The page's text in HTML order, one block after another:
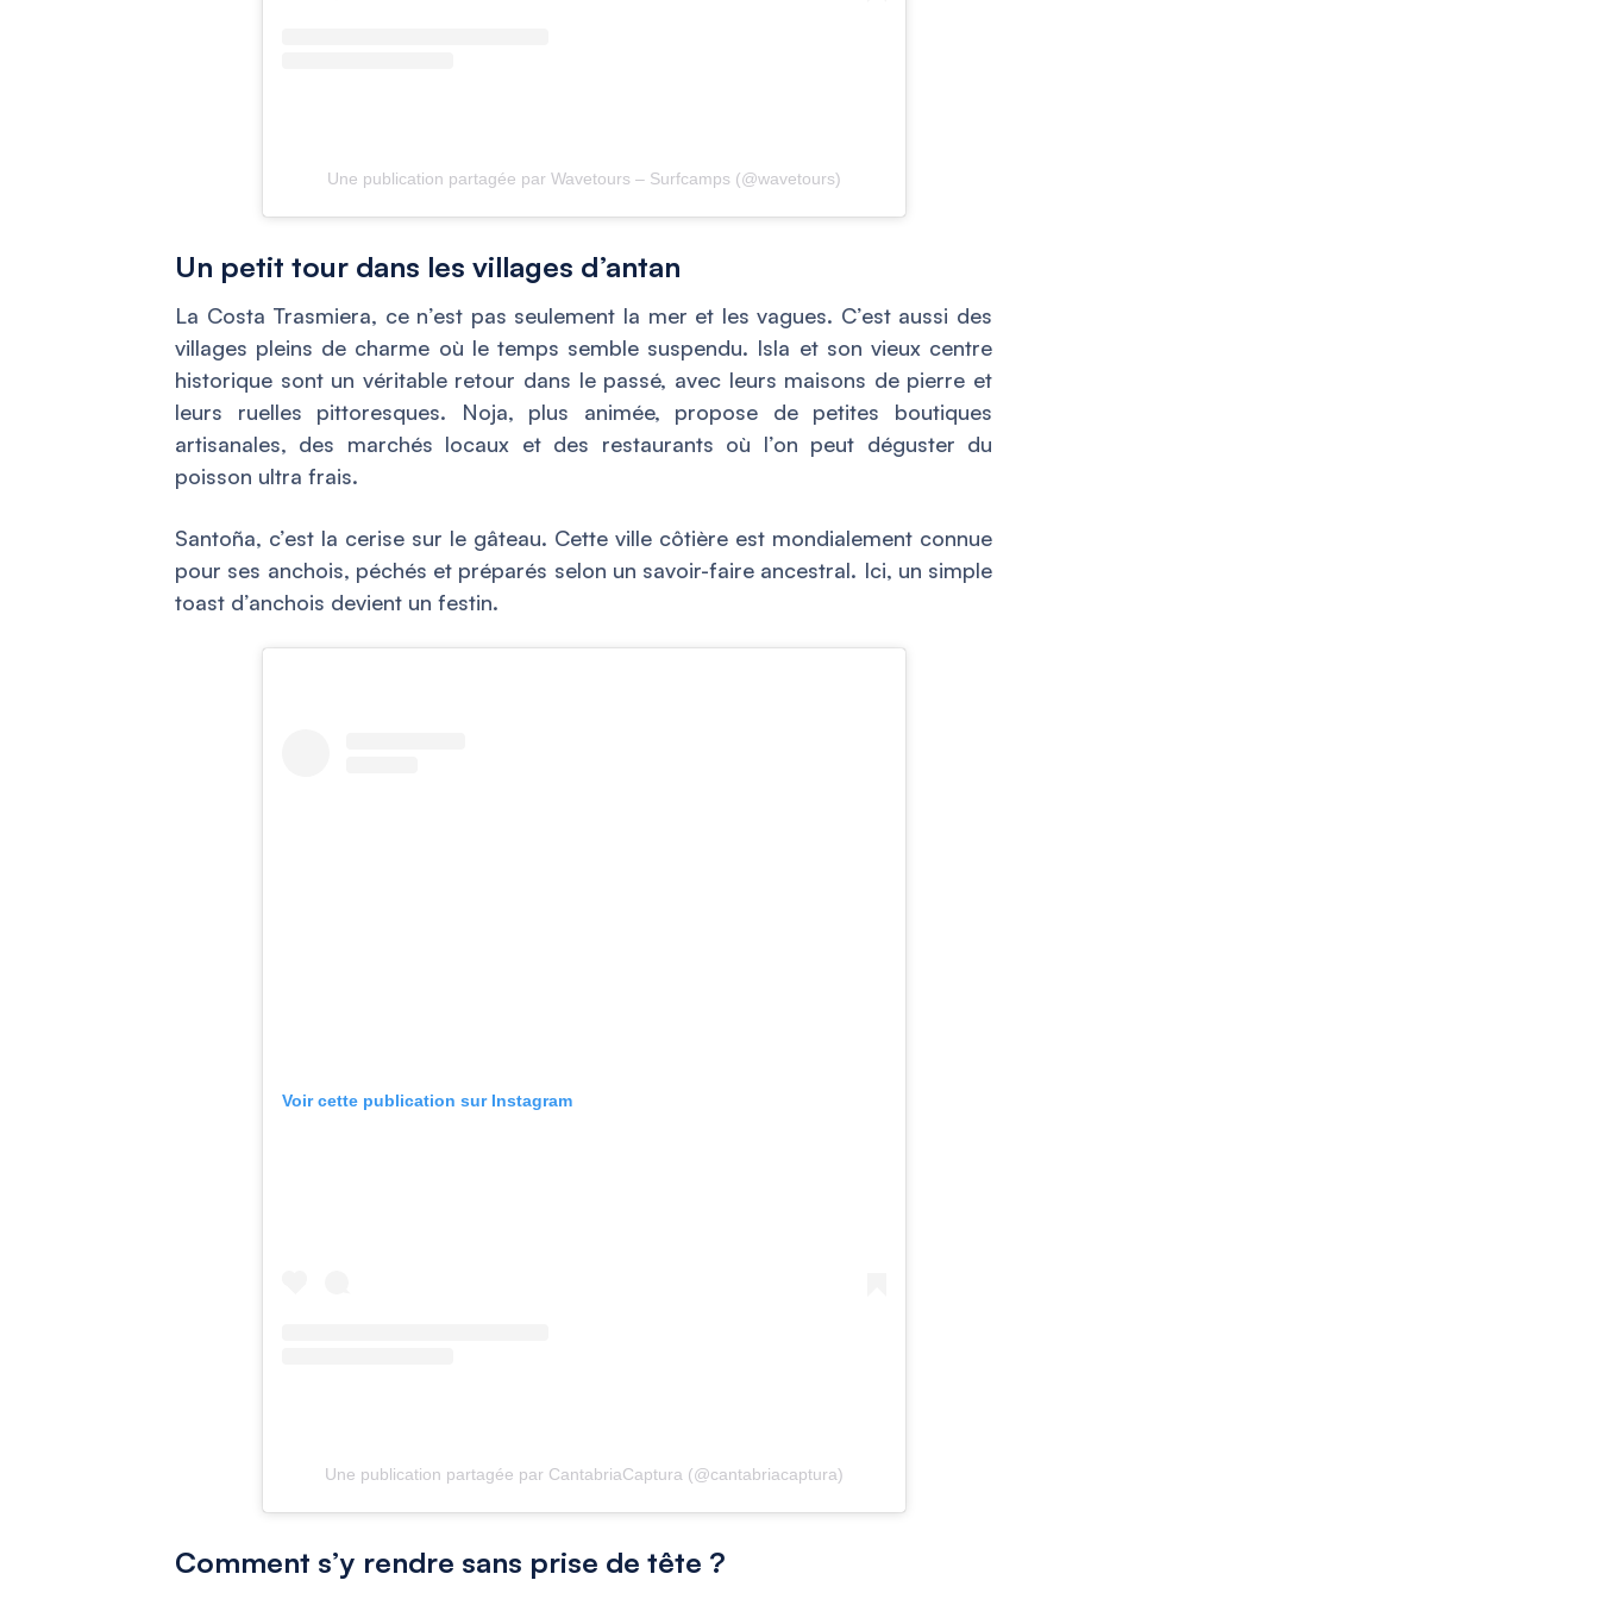
Une publication partagée par Wavetours – Surfcamps (@wavetours)
Un petit tour dans les villages d’antan
La Costa Trasmiera, ce n’est pas seulement la mer et les vagues. C’est aussi des
villages pleins de charme où le temps semble suspendu. Isla et son vieux centre
historique sont un véritable retour dans le passé, avec leurs maisons de pierre et
leurs ruelles pittoresques. Noja, plus animée, propose de petites boutiques
artisanales, des marchés locaux et des restaurants où l’on peut déguster du
poisson ultra frais.
Santoña, c’est la cerise sur le gâteau. Cette ville côtière est mondialement connue
pour ses anchois, péchés et préparés selon un savoir-faire ancestral. Ici, un simple
toast d’anchois devient un festin.
Voir cette publication sur Instagram
Une publication partagée par CantabriaCaptura (@cantabriacaptura)
Comment s’y rendre sans prise de tête ?